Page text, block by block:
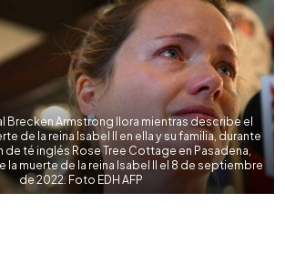
Brecken Armstrong llora mientras describe el
de la reina Isabel II en ella y su familia, durante
de té inglés Rose Tree Cottage en Pasadena,
la muerte de la reina Isabel II el 8 de septiembre
de 2022. Foto EDH AFP